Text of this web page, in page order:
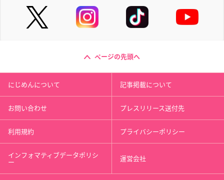
ページの先頭へ
にじめんについて 記事掲載について
お問い合わせ プレスリリース送付先
利用規約 プライバシーポリシー
インフォマティブデータポリシ
ー 運営会社